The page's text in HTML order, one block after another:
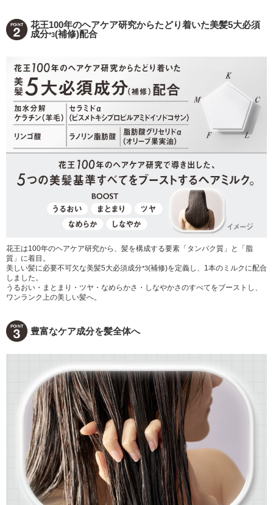
花王100年のヘアケア研究からたどり着いた美髪5大必須
成分*3(補修)配合
花王は100年のヘアケア研究から、髪を構成する要素「タンパク質」と「脂
質」に着目。
美しい髪に必要不可欠な美髪5大必須成分*3(補修)を定義し、1本のミルクに配合
しました。
うるおい・まとまり・ツヤ・なめらかさ・しなやかさのすべてをブーストし、
ワンランク上の美しい髪へ。
豊富なケア成分を髪全体へ